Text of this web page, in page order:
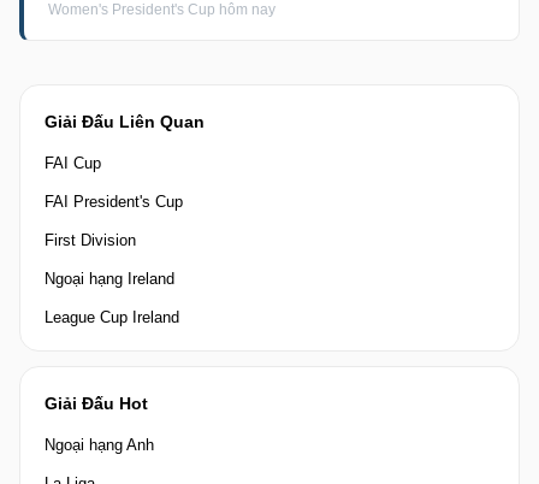
Giải Đấu Liên Quan
FAI Cup
FAI President's Cup
First Division
Ngoại hạng Ireland
League Cup Ireland
Giải Đấu Hot
Ngoại hạng Anh
Women's President's Cup hôm nay